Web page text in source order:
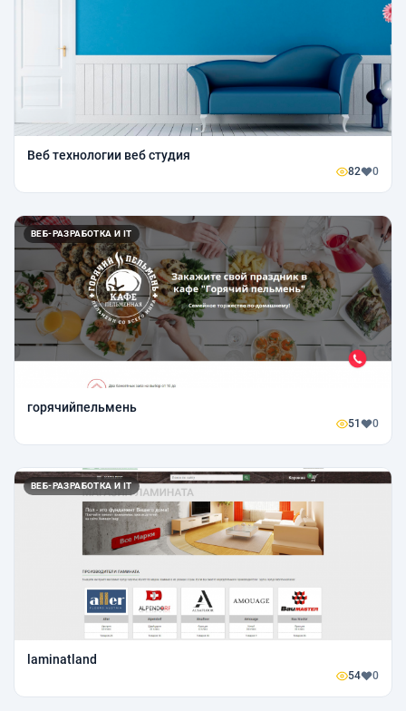
Веб технологии веб студия
82 0
ВЕБ-РАЗРАБОТКА И IT
горячийпельмень
51 0
ВЕБ-РАЗРАБОТКА И IT
laminatland
54 0